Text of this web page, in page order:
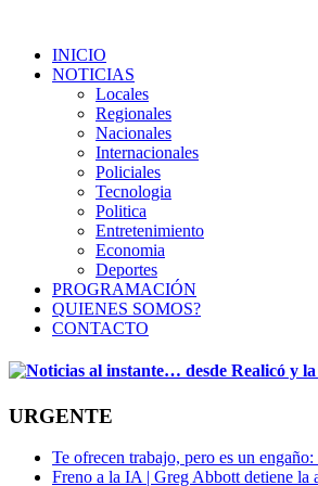
INICIO
NOTICIAS
Locales
Regionales
Nacionales
Internacionales
Policiales
Tecnologia
Politica
Entretenimiento
Economia
Deportes
PROGRAMACIÓN
QUIENES SOMOS?
CONTACTO
URGENTE
Te ofrecen trabajo, pero es un
Freno a la IA | Greg Abbott detiene la